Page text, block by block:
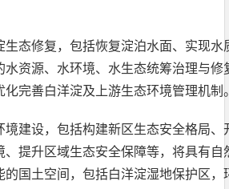
生态修复，包括恢复淀泊水面、实现
水资源、水环境、水生态统筹治理与
化完善白洋淀及上游生态环境管理机制
境建设，包括构建新区生态安全格局
、提升区域生态安全保障等，将具有
的国土空间，包括白洋淀湿地保护区